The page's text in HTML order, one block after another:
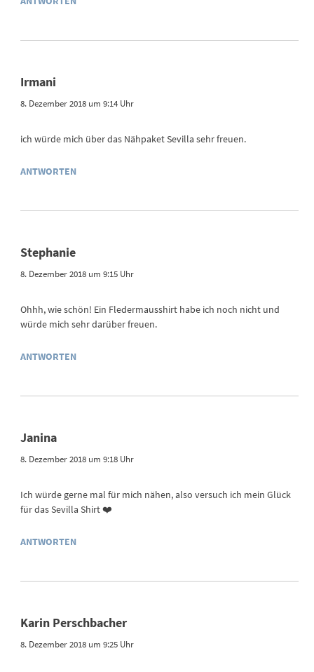
Irmani
8. Dezember 2018 um 9:14 Uhr
ich würde mich über das Nähpaket Sevilla sehr freuen.
ANTWORTEN
Stephanie
8. Dezember 2018 um 9:15 Uhr
Ohhh, wie schön! Ein Fledermausshirt habe ich noch nicht und
würde mich sehr darüber freuen.
ANTWORTEN
Janina
8. Dezember 2018 um 9:18 Uhr
Ich würde gerne mal für mich nähen, also versuch ich mein Glück
für das Sevilla Shirt ❤️
ANTWORTEN
Karin Perschbacher
8. Dezember 2018 um 9:25 Uhr